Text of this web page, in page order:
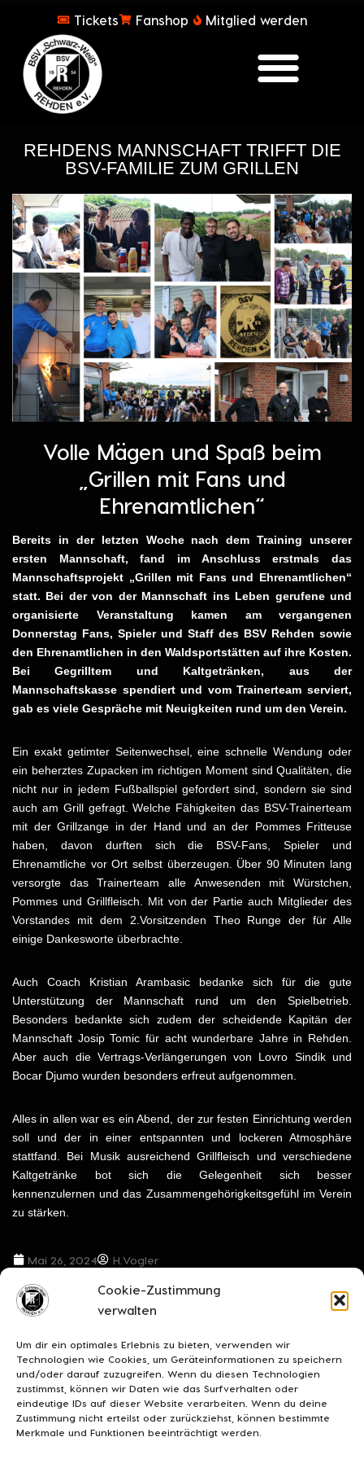
Cookie-Zustimmung
verwalten
Um dir ein optimales Erlebnis zu bieten, verwenden wir
Technologien wie Cookies, um Geräteinformationen zu speichern
und/oder darauf zuzugreifen. Wenn du diesen Technologien
zustimmst, können wir Daten wie das Surfverhalten oder
eindeutige IDs auf dieser Website verarbeiten. Wenn du deine
Zustimmung nicht erteilst oder zurückziehst, können bestimmte
Merkmale und Funktionen beeinträchtigt werden.
Tickets Fanshop Mitglied werden
REHDENS MANNSCHAFT TRIFFT DIE
BSV-FAMILIE ZUM GRILLEN
Volle Mägen und Spaß beim
„Grillen mit Fans und
Ehrenamtlichen“
Bereits in der letzten Woche nach dem Training unserer
ersten Mannschaft, fand im Anschluss erstmals das
Mannschaftsprojekt „Grillen mit Fans und Ehrenamtlichen“
statt. Bei der von der Mannschaft ins Leben gerufene und
organisierte Veranstaltung kamen am vergangenen
Donnerstag Fans, Spieler und Staff des BSV Rehden sowie
den Ehrenamtlichen in den Waldsportstätten auf ihre Kosten.
Bei Gegrilltem und Kaltgetränken, aus der
Mannschaftskasse spendiert und vom Trainerteam serviert,
gab es viele Gespräche mit Neuigkeiten rund um den Verein.
Ein exakt getimter Seitenwechsel, eine schnelle Wendung oder
ein beherztes Zupacken im richtigen Moment sind Qualitäten, die
nicht nur in jedem Fußballspiel gefordert sind, sondern sie sind
auch am Grill gefragt. Welche Fähigkeiten das BSV-Trainerteam
mit der Grillzange in der Hand und an der Pommes Fritteuse
haben, davon durften sich die BSV-Fans, Spieler und
Ehrenamtliche vor Ort selbst überzeugen. Über 90 Minuten lang
versorgte das Trainerteam alle Anwesenden mit Würstchen,
Pommes und Grillfleisch. Mit von der Partie auch Mitglieder des
Vorstandes mit dem 2.Vorsitzenden Theo Runge der für Alle
einige Dankesworte überbrachte.
Auch Coach Kristian Arambasic bedanke sich für die gute
Unterstützung der Mannschaft rund um den Spielbetrieb.
Besonders bedankte sich zudem der scheidende Kapitän der
Mannschaft Josip Tomic für acht wunderbare Jahre in Rehden.
Aber auch die Vertrags-Verlängerungen von Lovro Sindik und
Bocar Djumo wurden besonders erfreut aufgenommen.
Alles in allen war es ein Abend, der zur festen Einrichtung werden
soll und der in einer entspannten und lockeren Atmosphäre
stattfand. Bei Musik ausreichend Grillfleisch und verschiedene
Kaltgetränke bot sich die Gelegenheit sich besser
kennenzulernen und das Zusammengehörigkeitsgefühl im Verein
zu stärken.
Mai 26, 2024 H.Vogler
VORIGER BEITRAG NÄCHSTER BEITRAG